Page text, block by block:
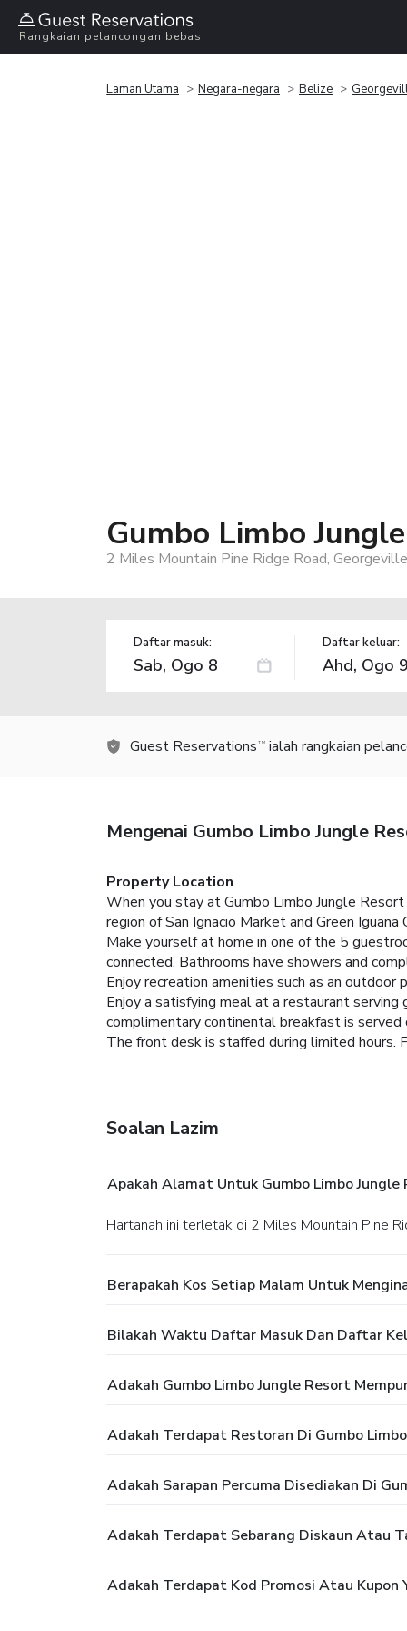
Rangkaian pelancongan bebas
Laman Utama Negara-negara Belize
Gumbo Limbo
2 Miles Mountain Pine Ridge Road,
Daftar masuk: Daftar keluar:
Guest Reservations TM ialah rangkaian
Mengenai Gumbo Limbo Jungle
Property Location
When you stay at Gumbo Limbo Jungle
region of San Ignacio Market and Green Iguana
Make yourself at home in one of the 5
connected. Bathrooms have showers and
Enjoy recreation amenities such as an
Enjoy a satisfying meal at a restaurant
complimentary continental breakfast is served
The front desk is staffed during limited hours.
Soalan Lazim
Apakah Alamat Untuk Gumbo Limbo Jungle
Hartanah ini terletak di 2 Miles Mountain Pine
Berapakah Kos Setiap Malam Untuk
Bilakah Waktu Daftar Masuk Dan Daftar
Adakah Gumbo Limbo Jungle Resort
Adakah Terdapat Restoran Di Gumbo
Adakah Sarapan Percuma Disediakan Di
Adakah Terdapat Sebarang Diskaun Atau
Adakah Terdapat Kod Promosi Atau Kupon